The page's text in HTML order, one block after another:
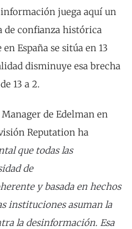
juega aquí un
de confianza histórica
España se sitúa en 13
disminuye esa brecha
13 a 2.
de Edelman en
Reputation ha
que todas las
de
y basada en hechos
instituciones asuman la
la desinformación. Esa